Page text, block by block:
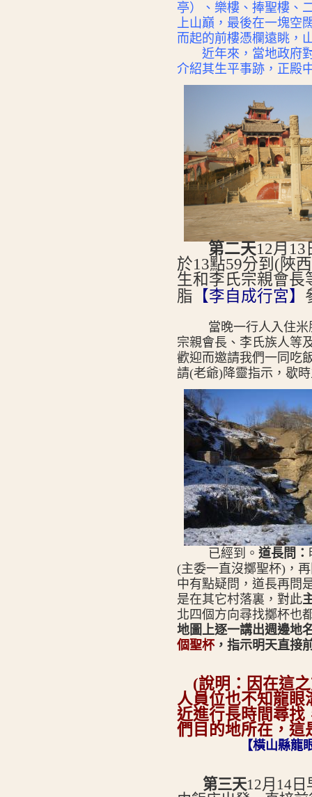
亭）
、樂樓、捧聖樓、
上山巔，最後在一塊空
而起的前樓憑欄遠眺
近年來，當地政府對
介紹其生平事跡，正殿
第二天12月13
於13點59分到(陜
生和李氏宗親會長
脂 【李自成行宮】
當晚一行人入住
宗親會長、李氏族人等
歡迎而邀請我們一同吃
請(老爺)降靈指示，歇
已經到。道長問：
(主委一直沒擲聖杯)，
中有點疑問，道長再問
是在其它村落裏，對此
北四個方向尋找擲杯也
地圖上逐一講出週邊地
個聖杯，指示明天直接
(說明：因在這
人員位也不知龍眼
近進行長時間尋找
們目的地所在，這
【橫山縣龍
第三天12月14日